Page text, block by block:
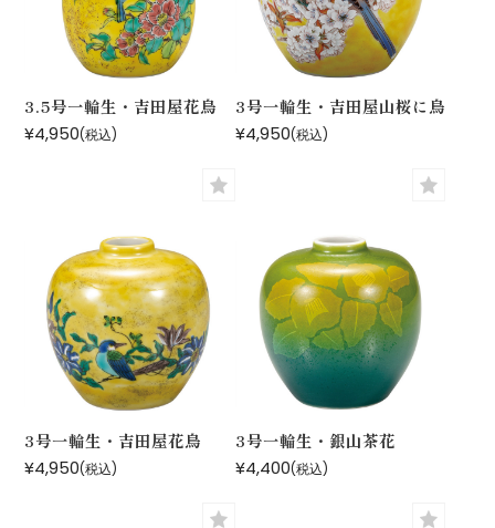
3.5号一輪生・吉田屋花鳥
¥4,950(税込)
3号一輪生・吉田屋山桜に鳥
¥4,950(税込)
3号一輪生・吉田屋花鳥
¥4,950(税込)
3号一輪生・銀山茶花
¥4,400(税込)